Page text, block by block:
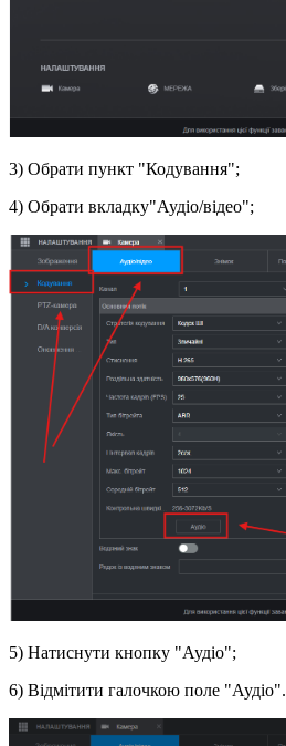
3) Обрати пункт "Кодування";
4) Обрати вкладку"Аудіо/відео";
5) Натиснути кнопку "Аудіо";
6) Відмітити галочкою поле "Аудіо".